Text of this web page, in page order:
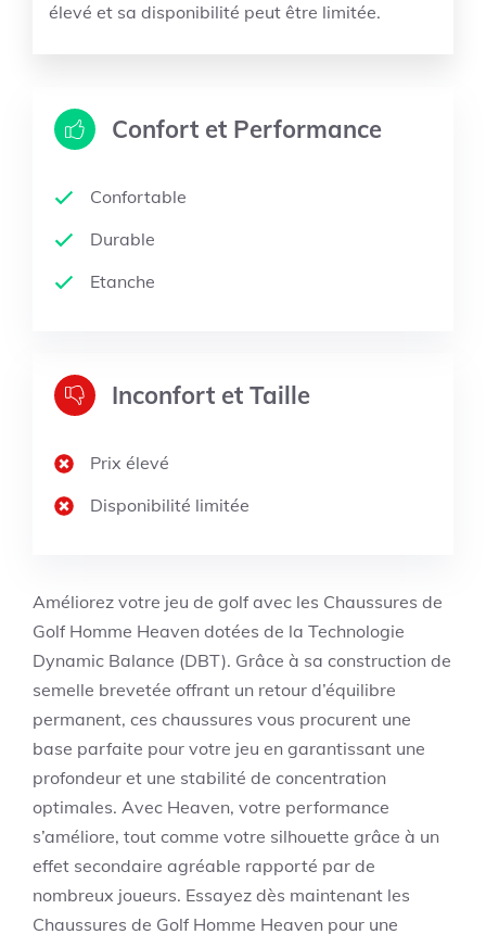
élevé et sa disponibilité peut être limitée.
Confort et Performance
Confortable
Durable
Etanche
Inconfort et Taille
Prix élevé
Disponibilité limitée
Améliorez votre jeu de golf avec les Chaussures de
Golf Homme Heaven dotées de la Technologie
Dynamic Balance (DBT). Grâce à sa construction de
semelle brevetée offrant un retour d’équilibre
permanent, ces chaussures vous procurent une
base parfaite pour votre jeu en garantissant une
profondeur et une stabilité de concentration
optimales. Avec Heaven, votre performance
s’améliore, tout comme votre silhouette grâce à un
effet secondaire agréable rapporté par de
nombreux joueurs. Essayez dès maintenant les
Chaussures de Golf Homme Heaven pour une